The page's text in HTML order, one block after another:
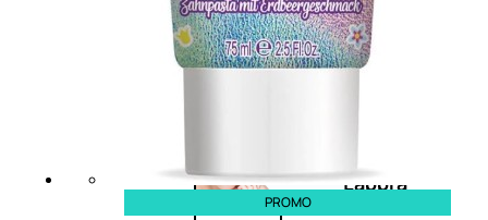
Mascara
sopracciglia
Labbra
PROMO